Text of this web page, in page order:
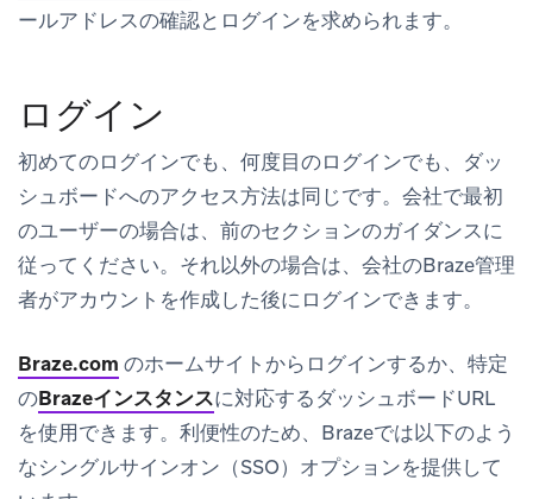
ールアドレスの確認とログインを求められます。
ログイン
初めてのログインでも、何度目のログインでも、ダッ
シュボードへのアクセス方法は同じです。会社で最初
のユーザーの場合は、前のセクションのガイダンスに
従ってください。それ以外の場合は、会社のBraze管理
者がアカウントを作成した後にログインできます。
Braze.com のホームサイトからログインするか、特定
のBrazeインスタンスに対応するダッシュボードURL
を使用できます。利便性のため、Brazeでは以下のよう
なシングルサインオン（SSO）オプションを提供して